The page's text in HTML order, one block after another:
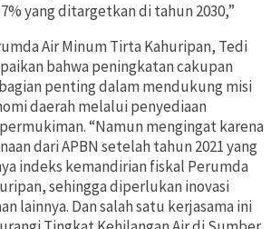
yang ditargetkan di tahun 2030,”
Air Minum Tirta Kahuripan, Tedi
bahwa peningkatan cakupan
penting dalam mendukung misi
daerah melalui penyediaan
“Namun mengingat karena
dari APBN setelah tahun 2021 yang
indeks kemandirian fiskal Perumda
sehingga diperlukan inovasi
lainnya. Dan salah satu kerjasama ini